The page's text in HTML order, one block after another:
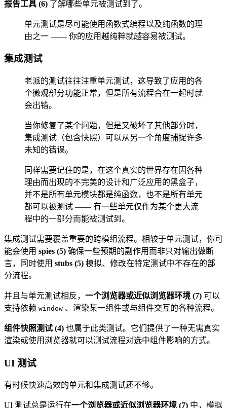
报告工具 (6) 了解哪些单元被测试到了。
单元测试是尽可能使用函数式编程以及纯函数的理
由之一 —— 你的应用越纯粹就越容易被测试。
集成测试
老派的测试往往注重单元测试，这导致了应用的各
个微观部分功能正常，但是所有流程合在一起时就
会出错。
当你修复了某个问题，但是又破坏了其他部分时，
集成测试（包含快照）可以从另一个角度捕捉许多
未知的错误。
同样需要记住的是，在这个真实的世界存在因各种
理由而出现的不完美的设计和广泛应用的黑盒子，
并不是所有单元模块都是纯函数，也不是所有单元
都可以被测试 —— 有一些单元仅作为某个更大流
程中的一部分而能被测试到。
集成测试需要覆盖重要的跨模组流程。相较于单元测试，你可
能会使用 spies (5) 确保一些预期的副作用而非只对输出做断
言，同时使用 stubs (5) 模拟、修改在特定测试中不存在的部
分流程。
并且与单元测试相反， 一个浏览器或近似浏览器环境 (7) 可以
支持依赖 window 、渲染某一组件或与组件交互的各种流程。
组件快照测试 (4) 也属于此类测试。它们提供了一种无需真实
渲染或使用浏览器就可以测试流程对选中组件影响的方式。
UI 测试
有时候快速高效的单元和集成测试还不够。
UI 测试总是运行在一个浏览器或近似浏览器环境 (7) 中，模拟